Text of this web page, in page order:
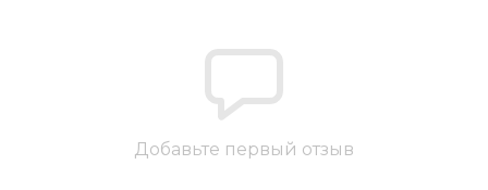
Добавьте первый отзыв